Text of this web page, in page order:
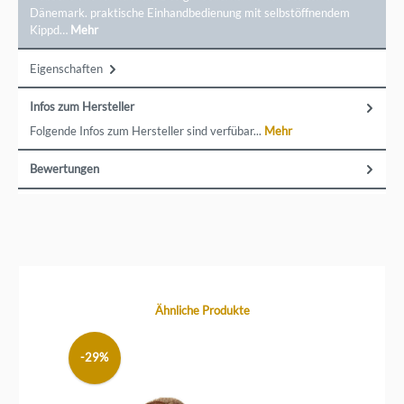
Dänemark. praktische Einhandbedienung mit selbstöffnendem
Kippd… Mehr
Eigenschaften
Infos zum Hersteller
Folgende Infos zum Hersteller sind verfübar... Mehr
Bewertungen
Produktgalerie überspringenÄhnliche Produkte
-29%